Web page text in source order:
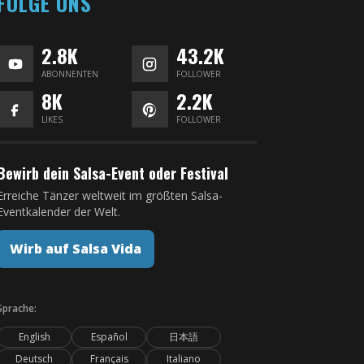
2.8K
ABONNENTEN
43.2K
FOLLOWER
8K
LIKES
2.2K
FOLLOWER
dein Salsa-Event oder Festival
Tänzer weltweit im größten Salsa-
der Welt.
Wirb auf Salsa Vida
English Español
日本語
Deutsch
Français Italiano